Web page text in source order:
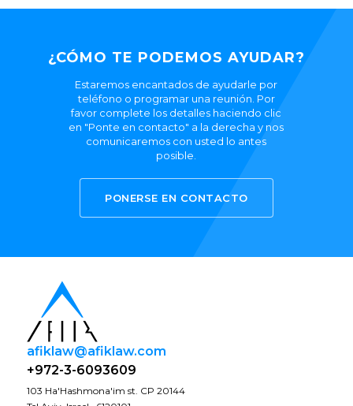
¿CÓMO TE PODEMOS AYUDAR?
Estaremos encantados de ayudarle por
teléfono o programar una reunión. Por
favor complete los detalles haciendo clic
en "Ponte en contacto" a la derecha y nos
comunicaremos con usted lo antes
posible.
PONERSE EN CONTACTO
afiklaw@afiklaw.com
+972-3-6093609
103 Ha'Hashmona'im st. CP 20144